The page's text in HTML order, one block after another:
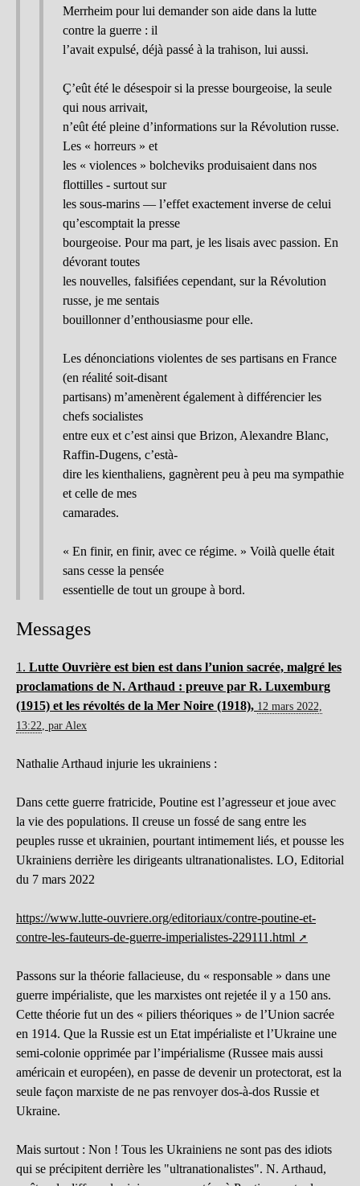
Merrheim pour lui demander son aide dans la lutte
contre la guerre : il
l’avait expulsé, déjà passé à la trahison, lui aussi.
Ç’eût été le désespoir si la presse bourgeoise, la seule
qui nous arrivait,
n’eût été pleine d’informations sur la Révolution russe.
Les « horreurs » et
les « violences » bolcheviks produisaient dans nos
flottilles - surtout sur
les sous-marins — l’effet exactement inverse de celui
qu’escomptait la presse
bourgeoise. Pour ma part, je les lisais avec passion. En
dévorant toutes
les nouvelles, falsifiées cependant, sur la Révolution
russe, je me sentais
bouillonner d’enthousiasme pour elle.
Les dénonciations violentes de ses partisans en France
(en réalité soit-disant
partisans) m’amenèrent également à différencier les
chefs socialistes
entre eux et c’est ainsi que Brizon, Alexandre Blanc,
Raffin-Dugens, c’està-
dire les kienthaliens, gagnèrent peu à peu ma sympathie
et celle de mes
camarades.
« En finir, en finir, avec ce régime. » Voilà quelle était
sans cesse la pensée
essentielle de tout un groupe à bord.
Messages
1. Lutte Ouvrière est bien est dans l’union sacrée, malgré les
proclamations de N. Arthaud : preuve par R. Luxemburg
(1915) et les révoltés de la Mer Noire (1918), 12 mars 2022,
13:22, parAlex
Nathalie Arthaud injurie les ukrainiens :
Dans cette guerre fratricide, Poutine est l’agresseur et joue avec
la vie des populations. Il creuse un fossé de sang entre les
peuples russe et ukrainien, pourtant intimement liés, et pousse les
Ukrainiens derrière les dirigeants ultranationalistes. LO, Editorial
du 7 mars 2022
https://www.lutte-ouvriere.org/editoriaux/contre-poutine-et-
contre-les-fauteurs-de-guerre-imperialistes-229111.html
Passons sur la théorie fallacieuse, du « responsable » dans une
guerre impérialiste, que les marxistes ont rejetée il y a 150 ans.
Cette théorie fut un des « piliers théoriques » de l’Union sacrée
en 1914. Que la Russie est un Etat impérialiste et l’Ukraine une
semi-colonie opprimée par l’impérialisme (Russee mais aussi
américain et européen), en passe de devenir un protectorat, est la
seule façon marxiste de ne pas renvoyer dos-à-dos Russie et
Ukraine.
Mais surtout : Non ! Tous les Ukrainiens ne sont pas des idiots
qui se précipitent derrière les "ultranationalistes". N. Arthaud,